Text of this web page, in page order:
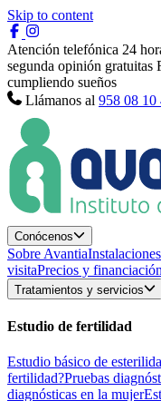
Skip to content
Atención telefónica 24
segunda opinión gratuitas
cumpliendo sueños
Llámanos al 958 08 10
Conócenos
Sobre AvantiaInstalaciones
visitaPrecios y financiación
Tratamientos y servicios
Estudio de fertilidad
Estudio básico de
fertilidad?Pruebas
diagnósticas en la mujer